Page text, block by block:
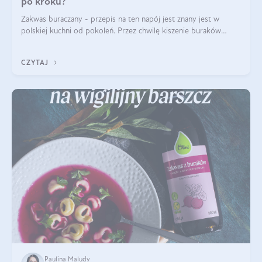
Zakwas buraczany - przepis na ten napój jest znany jest w
polskiej kuchni od pokoleń. Przez chwilę kiszenie buraków
CZYTAJ
Paulina Maludy